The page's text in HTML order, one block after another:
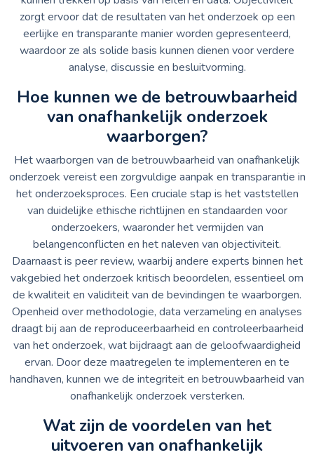
zorgt ervoor dat de resultaten van het onderzoek op een
eerlijke en transparante manier worden gepresenteerd,
waardoor ze als solide basis kunnen dienen voor verdere
analyse, discussie en besluitvorming.
Hoe kunnen we de betrouwbaarheid
van onafhankelijk onderzoek
waarborgen?
Het waarborgen van de betrouwbaarheid van onafhankelijk
onderzoek vereist een zorgvuldige aanpak en transparantie in
het onderzoeksproces. Een cruciale stap is het vaststellen
van duidelijke ethische richtlijnen en standaarden voor
onderzoekers, waaronder het vermijden van
belangenconflicten en het naleven van objectiviteit.
Daarnaast is peer review, waarbij andere experts binnen het
vakgebied het onderzoek kritisch beoordelen, essentieel om
de kwaliteit en validiteit van de bevindingen te waarborgen.
Openheid over methodologie, data verzameling en analyses
draagt bij aan de reproduceerbaarheid en controleerbaarheid
van het onderzoek, wat bijdraagt aan de geloofwaardigheid
ervan. Door deze maatregelen te implementeren en te
handhaven, kunnen we de integriteit en betrouwbaarheid van
onafhankelijk onderzoek versterken.
Wat zijn de voordelen van het
uitvoeren van onafhankelijk